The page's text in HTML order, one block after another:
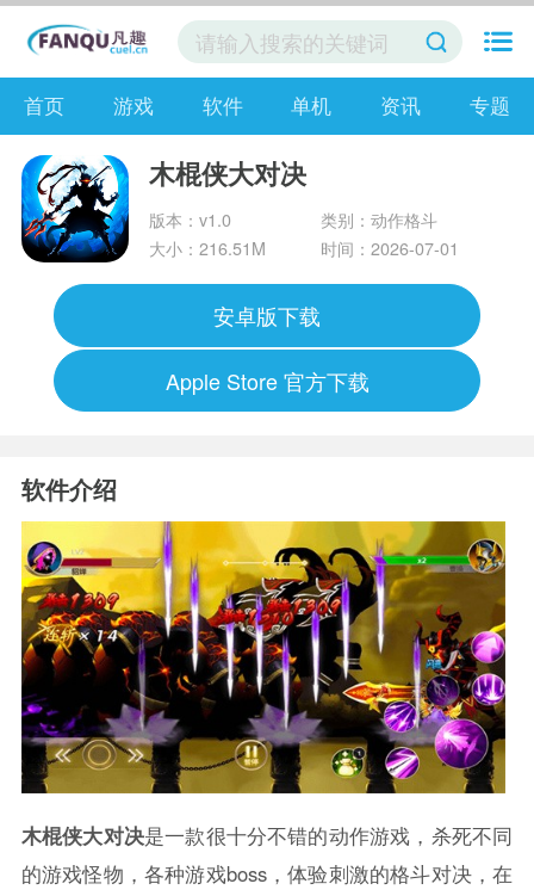
首页 游戏 软件 单机 资讯 专题
木棍侠大对决
版本：v1.0
类别：动作格斗
大小：216.51M
时间：2026-07-01
安卓版下载
Apple Store 官方下载
软件介绍
木棍侠大对决是一款很十分不错的动作游戏，杀死不同
的游戏怪物，各种游戏boss，体验刺激的格斗对决，在